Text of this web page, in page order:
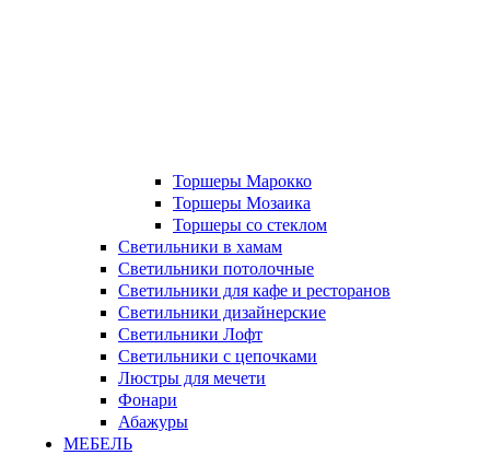
Торшеры Марокко
Торшеры Мозаика
Торшеры со стеклом
Светильники в хамам
Светильники потолочные
Светильники для кафе и ресторанов
Светильники дизайнерские
Светильники Лофт
Светильники с цепочками
Люстры для мечети
Фонари
Абажуры
МЕБЕЛЬ